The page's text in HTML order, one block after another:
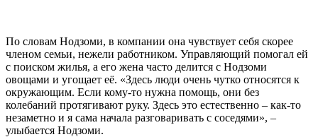
По словам Нодзоми, в компании она чувствует себя скорее
членом семьи, нежели работником. Управляющий помогал ей
с поиском жилья, а его жена часто делится с Нодзоми
овощами и угощает её. «Здесь люди очень чутко относятся к
окружающим. Если кому-то нужна помощь, они без
колебаний протягивают руку. Здесь это естественно – как-то
незаметно и я сама начала разговаривать с соседями», –
улыбается Нодзоми.